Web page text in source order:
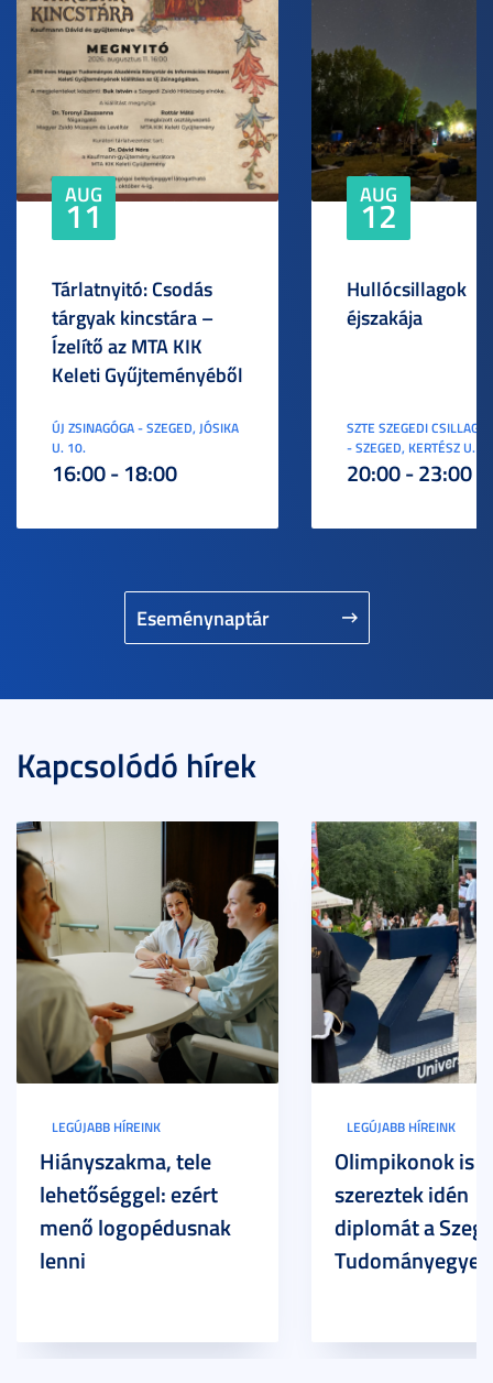
Eseménynaptár
AUG
11
Tárlatnyitó: Csodás
tárgyak kincstára –
Ízelítő az MTA KIK
Keleti Gyűjteményéből
ÚJ ZSINAGÓGA - SZEGED, JÓSIKA
U. 10.
16:00 - 18:00
AUG
12
Hullócsillagok
éjszakája
SZTE SZEGEDI
- SZEGED, KERTÉSZ U. 3.
20:00 - 23:00
Kapcsolódó hírek
LEGÚJABB HÍREINK
Hiányszakma, tele
lehetőséggel: ezért
menő logopédusnak
lenni
LEGÚJABB HÍREINK
Olimpikonok is
szereztek idén
diplomát a